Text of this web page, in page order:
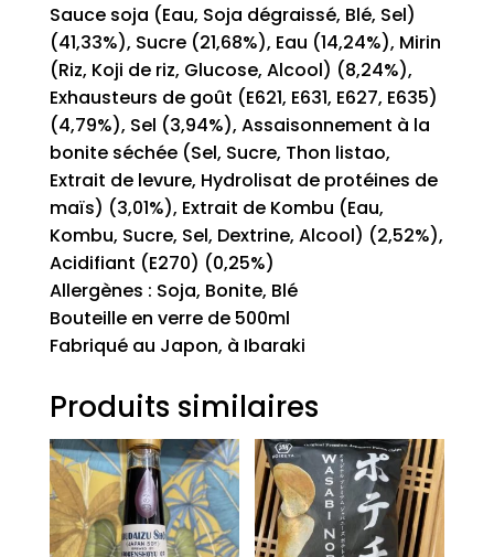
Sauce soja (Eau, Soja dégraissé, Blé, Sel)
(41,33%), Sucre (21,68%), Eau (14,24%), Mirin
(Riz, Koji de riz, Glucose, Alcool) (8,24%),
Exhausteurs de goût (E621, E631, E627, E635)
(4,79%), Sel (3,94%), Assaisonnement à la
bonite séchée (Sel, Sucre, Thon listao,
Extrait de levure, Hydrolisat de protéines de
maïs) (3,01%), Extrait de Kombu (Eau,
Kombu, Sucre, Sel, Dextrine, Alcool) (2,52%),
Acidifiant (E270) (0,25%)
Allergènes : Soja, Bonite, Blé
Bouteille en verre de 500ml
Fabriqué au Japon, à Ibaraki
Produits similaires